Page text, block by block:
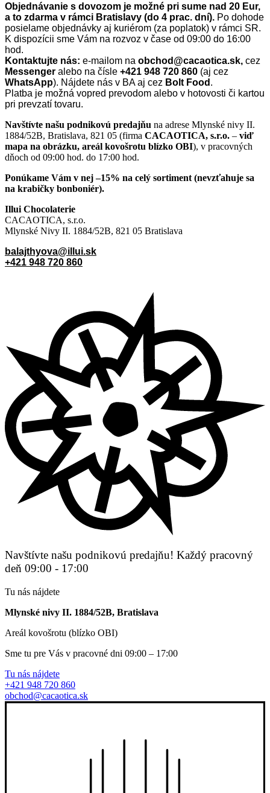
Objednávanie s dovozom je možné pri sume nad 20 Eur,
a to zdarma v rámci Bratislavy (do 4 prac. dní). Po dohode
posielame objednávky aj kuriérom (za poplatok) v rámci SR.
K dispozícii sme Vám na rozvoz v čase od 09:00 do 16:00
hod.
Kontaktujte nás: e-mailom na obchod@cacaotica.sk, cez
Messenger alebo na čísle +421 948 720 860 (aj cez
WhatsApp). Nájdete nás v BA aj cez Bolt Food .
Platba je možná vopred prevodom alebo v hotovosti či kartou
pri prevzatí tovaru.
Navštívte našu podnikovú predajňu na adrese Mlynské nivy II.
1884/52B, Bratislava, 821 05 (firma CACAOTICA, s.r.o. – viď
mapa na obrázku, areál kovošrotu blízko OBI), v pracovných
dňoch od 09:00 hod. do 17:00 hod.
Ponúkame Vám v nej –15% na celý sortiment (nevzťahuje sa
na krabičky bonboniér).
Illui Chocolaterie
CACAOTICA, s.r.o.
Mlynské Nivy II. 1884/52B, 821 05 Bratislava
balajthyova@illui.sk
+421 948 720 860
Navštívte našu podnikovú predajňu! Každý pracovný
deň 09:00 - 17:00
Tu nás nájdete
Mlynské nivy II. 1884/52B, Bratislava
Areál kovošrotu (blízko OBI)
Sme tu pre Vás v pracovné dni 09:00 – 17:00
Tu nás nájdete
+421 948 720 860
obchod@cacaotica.sk